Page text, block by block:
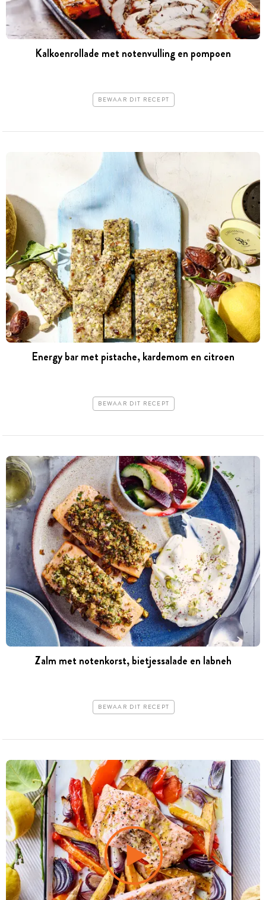
Kalkoenrollade met notenvulling en pompoen
BEWAAR DIT RECEPT
Energy bar met pistache, kardemom en citroen
BEWAAR DIT RECEPT
Zalm met notenkorst, bietjessalade en labneh
BEWAAR DIT RECEPT